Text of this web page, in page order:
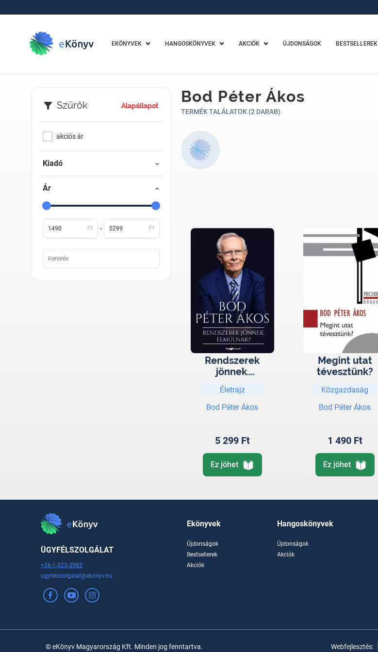
EKÖNYVEK HANGOSKÖNYVEK AKCIÓK ÚJDONSÁGOK BESTSELLEREK
Szűrők Alapállapot
akciós ár
Kiadó
Ár
Ft - Ft
Bod Péter Ákos
TERMÉK TALÁLATOK (2 DARAB)
Rendszerek
jönnek.
Elmúlnak?
Életrajz
Bod Péter Ákos
5 299 Ft
Ez jöhet
Megint utat
tévesztünk?
Közgazdaság
Bod Péter Ákos
1 490 Ft
Ez jöhet
ÜGYFÉLSZOLGÁLAT
+36-1-323-3983
ugyfelszolgalat@ekonyv.hu
Ekönyvek
Újdonságok
Bestsellerek
Akciók
Hangoskönyvek
Újdonságok
Akciók
© eKönyv Magyarország Kft. Minden jog fenntartva. Webfejlesztés: